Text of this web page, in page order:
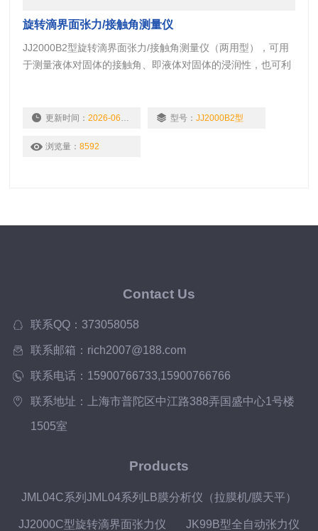
旋转滴界面张力/接触角测量仪
JJ2000B2型旋转滴界面张力/接触角测量仪（两用型），可用
于测量液体对固体的接触角、即液体对固体的浸润性，也可利
更新时间：2026-06-11 型号：JJ2000B2型
浏览量：8592
Contact Us
联系QQ：373058058
联系邮箱：rich2007@188.com
联系电话：15900766733,15900766766
联系地址：上海市普陀区中江路388弄国盛中心1号楼
1505室
Products
JML04C系列JML04系列LB膜分析仪（拉膜机/膜天平）
JJ2000C型旋转滴界面张力仪 JK99B型全自动张力仪